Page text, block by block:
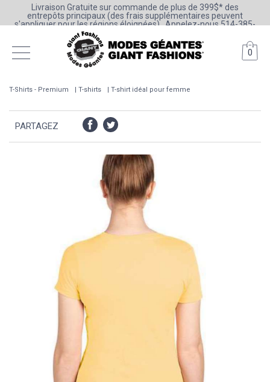
Livraison Gratuite sur commande de plus de 399$* des
entrepôts principaux (des frais supplémentaires peuvent
s'appliquer pour les régions éloignées) . Appelez-nous 514-385-
6205 ou 1-800-361-0777
0
T-Shirts - Premium T-shirts T-shirt idéal pour femme
PARTAGEZ